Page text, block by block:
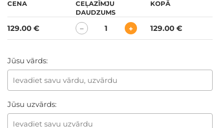
CENA
CEĻAZĪMJU
DAUDZUMS
KOPĀ
129.00 € − 1 + 129.00 €
Jūsu vārds:
Jūsu uzvārds: